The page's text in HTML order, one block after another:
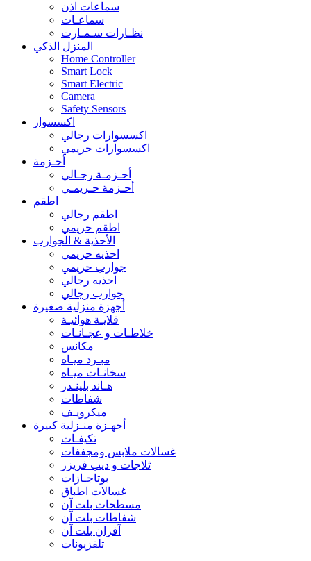
سماعات اذن
سماعـات
نظـارات سـمـارت
المنزل الذكي
Home Controller
Smart Lock
Smart Electric
Camera
Safety Sensors
اكسسوار
اكسسوارات رجالي
اكسسوارات حريمي
أحـزمة
أحـزمـة رجـالي
أحـزمة حـريمـي
اطقم
اطقم رجالي
اطقم حريمي
الأحذية & الجوارب
احذيه حريمي
جوارب حريمي
احذيه رجالي
جوارب رجالي
أجهزة منزلية صغيرة
قلايـة هوائيـة
خلاطـات و عجـانـات
مكانس
مبـرد ميـاه
سخانـات ميـاه
هـاند بلينـدر
شفاطات
ميكرويـف
أجهـزة منـزلية كبيرة
تكيفـات
غسالات ملابس ومجففات
ثلاجات و ديب فريزر
بوتاجـازات
غسالات اطباق
مسطحات بلت آن
شفاطات بلت آن
آفران بلت آن
تلفزيونات